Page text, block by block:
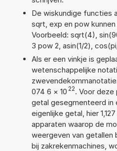
De wiskundige functies
sqrt, exp en pow
Voorbeeld: sqrt(4),
3 pow 2, asin(1/2),
Als er een vinkje is
wetenschappelijke
074 6 × 10 22. Voor
getal gesegmenteerd in
eigenlijke getal, hier
apparaten waarop de
weergeven van getallen
bij zakrekenmachines,